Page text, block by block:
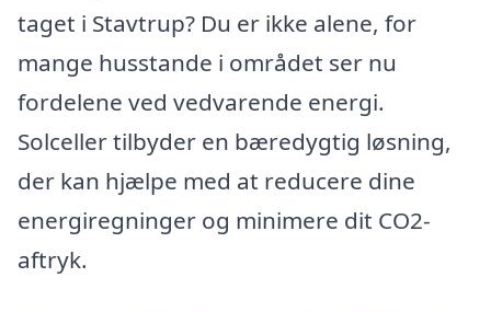
taget i Stavtrup? Du er ikke alene, for
mange husstande i området ser nu
fordelene ved vedvarende energi.
Solceller tilbyder en bæredygtig løsning,
der kan hjælpe med at reducere dine
energiregninger og minimere dit CO2-
aftryk.